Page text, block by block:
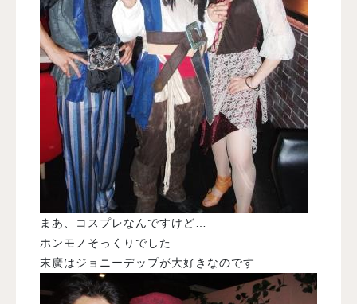
まあ、コスプレなんですけど…
ホンモノそっくりでした
末廣はジョニーデップが大好きなのです